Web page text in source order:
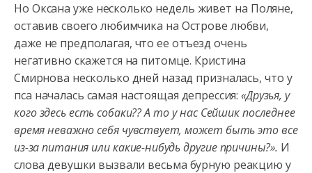
Но Оксана уже несколько недель живет на Поляне,
оставив своего любимчика на Острове любви,
даже не предполагая, что ее отъезд очень
негативно скажется на питомце. Кристина
Смирнова несколько дней назад призналась, что у
пса началась самая настоящая депрессия:«Друзья, у
кого здесь есть собаки?? А то у нас Сейшик последнее
время неважно себя чувствует, может быть это все
из-за питания или какие-нибудь другие причины?». И
слова девушки вызвали весьма бурную реакцию у